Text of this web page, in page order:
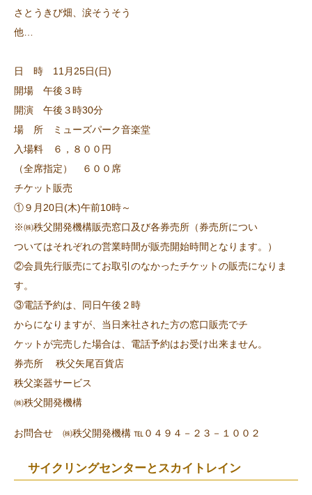
さとうきび畑、涙そうそう
他…
日 時 11月25日(日)
開場 午後３時
開演 午後３時30分
場 所 ミューズパーク音楽堂
入場料 ６，８００円
（全席指定） ６００席
チケット販売
①９月20日(木)午前10時～
※㈱秩父開発機構販売窓口及び各券売所（券売所につい
ついてはそれぞれの営業時間が販売開始時間となります。）
②会員先行販売にてお取引のなかったチケットの販売になりま
す。
③電話予約は、同日午後２時
からになりますが、当日来社された方の窓口販売でチ
ケットが完売した場合は、電話予約はお受け出来ません。
券売所 秩父矢尾百貨店
秩父楽器サービス
㈱秩父開発機構
お問合せ ㈱秩父開発機構 ℡０４９４－２３－１００２
サイクリングセンターとスカイトレイン